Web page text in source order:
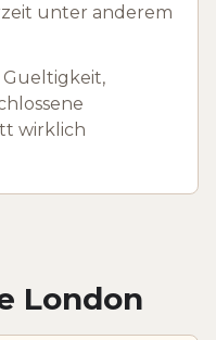
unter anderem
wirklich
London